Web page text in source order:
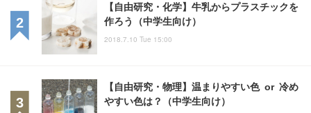
【自由研究・化学】牛乳からプラスチックを
作ろう（中学生向け）
2018.7.10 Tue 15:00
【自由研究・物理】温まりやすい色 or 冷め
やすい色は？（中学生向け）